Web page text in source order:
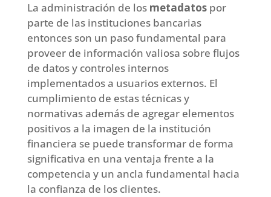
La administración de los metadatos por
parte de las instituciones bancarias
entonces son un paso fundamental para
proveer de información valiosa sobre flujos
de datos y controles internos
implementados a usuarios externos. El
cumplimiento de estas técnicas y
normativas además de agregar elementos
positivos a la imagen de la institución
financiera se puede transformar de forma
significativa en una ventaja frente a la
competencia y un ancla fundamental hacia
la confianza de los clientes.